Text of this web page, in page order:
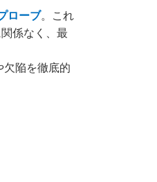
ローブ。これ
係なく、最
陥を徹底的